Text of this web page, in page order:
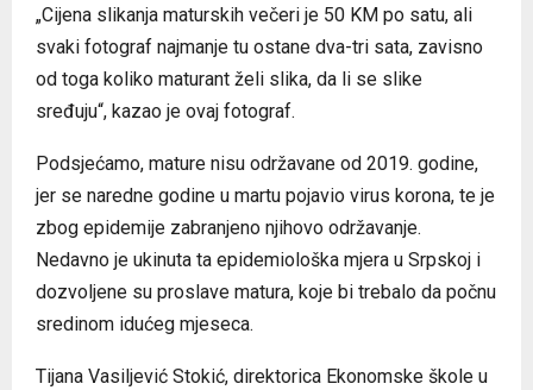
„Cijena slikanja maturskih večeri je 50 KM po satu, ali
svaki fotograf najmanje tu ostane dva-tri sata, zavisno
od toga koliko maturant želi slika, da li se slike
sređuju“, kazao je ovaj fotograf.
Podsjećamo, mature nisu održavane od 2019. godine,
jer se naredne godine u martu pojavio virus korona, te je
zbog epidemije zabranjeno njihovo održavanje.
Nedavno je ukinuta ta epidemiološka mjera u Srpskoj i
dozvoljene su proslave matura, koje bi trebalo da počnu
sredinom idućeg mjeseca.
Tijana Vasiljević Stokić, direktorica Ekonomske škole u